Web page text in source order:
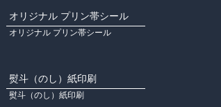
オリジナル プリン帯シール
オリジナル プリン帯シール
熨斗（のし）紙印刷
熨斗（のし）紙印刷